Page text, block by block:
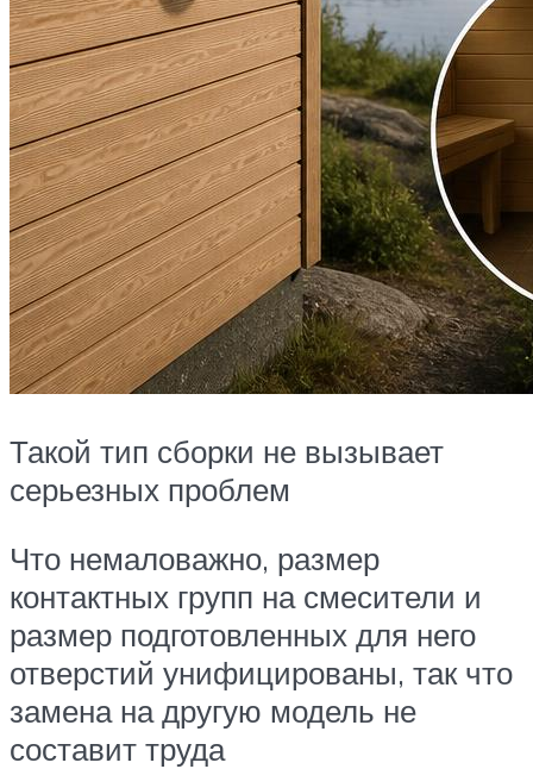
Такой тип сборки не вызывает
серьезных проблем
Что немаловажно, размер
контактных групп на смесители и
размер подготовленных для него
отверстий унифицированы, так что
замена на другую модель не
составит труда